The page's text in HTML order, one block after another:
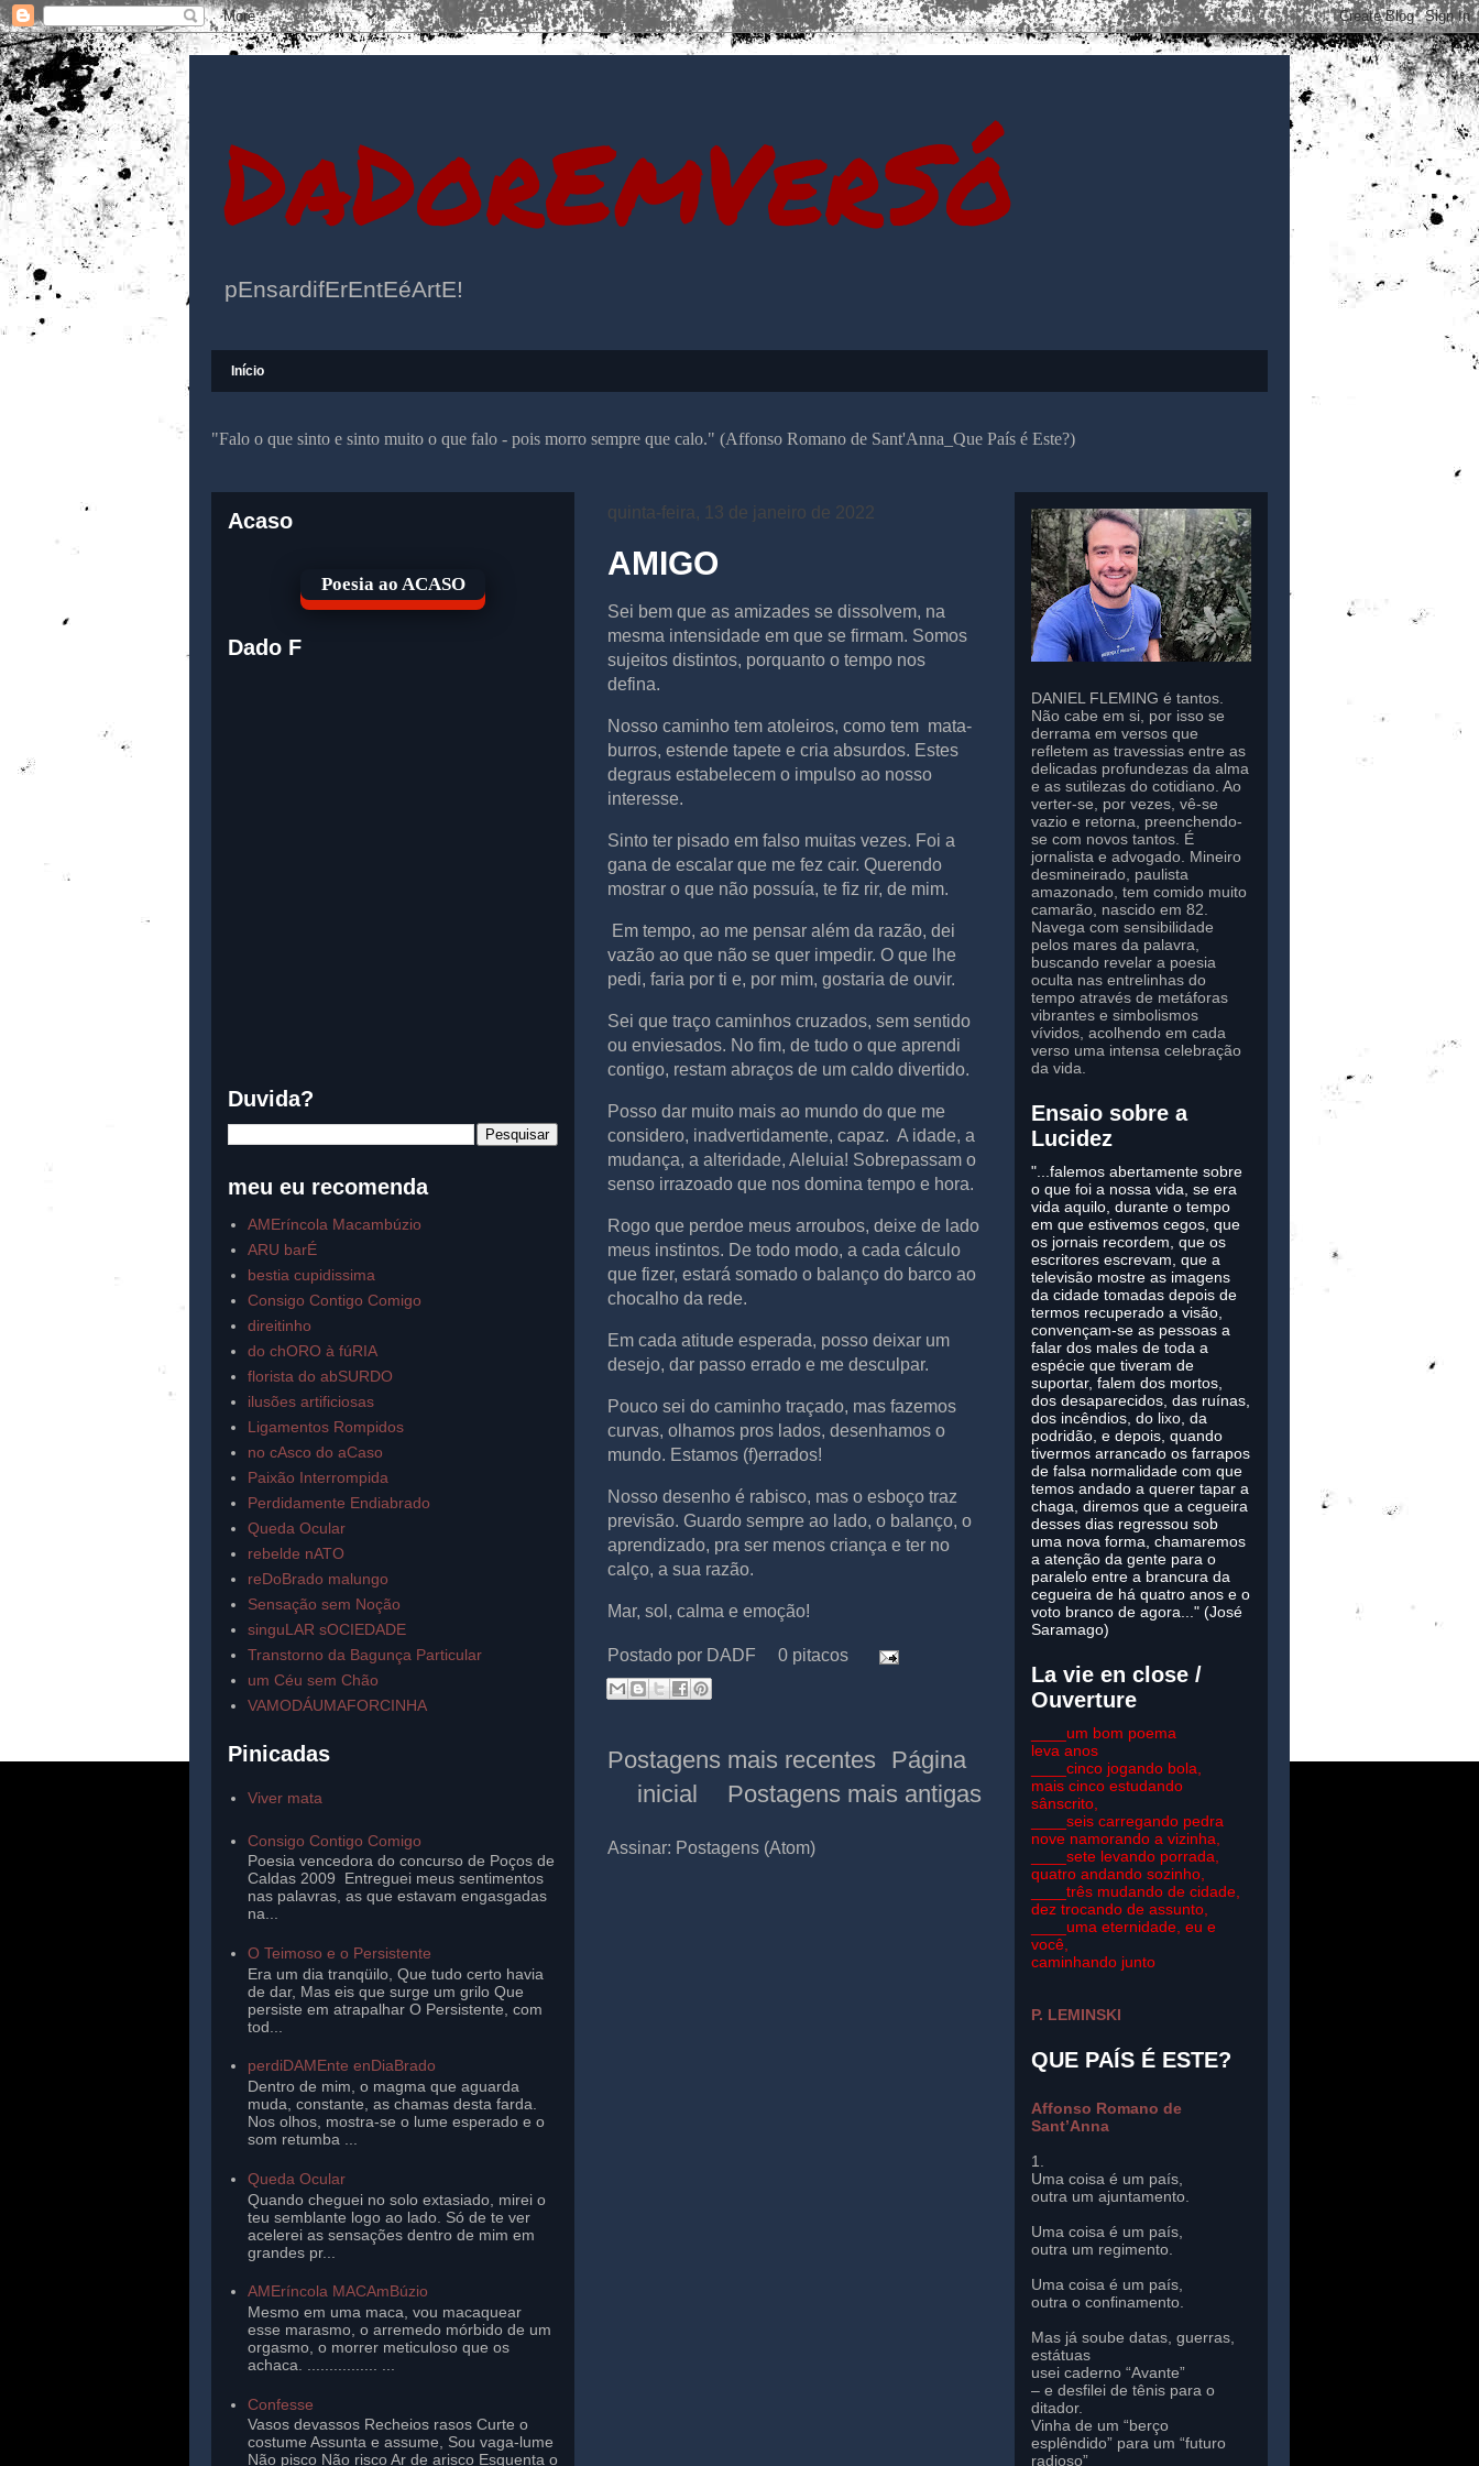
DaDorEmVerSó
pEnsardifErEntEéArtE!
Início
"Falo o que sinto e sinto muito o que falo - pois morro sempre que calo." (Affonso Romano de Sant'Anna_Que País é Este?)
quinta-feira, 13 de janeiro de 2022
AMIGO
Sei bem que as amizades se dissolvem, na
mesma intensidade em que se firmam. Somos
sujeitos distintos, porquanto o tempo nos
defina.
Nosso caminho tem atoleiros, como tem mata-
burros, estende tapete e cria absurdos. Estes
degraus estabelecem o impulso ao nosso
interesse.
Sinto ter pisado em falso muitas vezes. Foi a
gana de escalar que me fez cair. Querendo
mostrar o que não possuía, te fiz rir, de mim.
Em tempo, ao me pensar além da razão, dei
vazão ao que não se quer impedir. O que lhe
pedi, faria por ti e, por mim, gostaria de ouvir.
Sei que traço caminhos cruzados, sem sentido
ou enviesados. No fim, de tudo o que aprendi
contigo, restam abraços de um caldo divertido.
Posso dar muito mais ao mundo do que me
considero, inadvertidamente, capaz. A idade, a
mudança, a alteridade, Aleluia! Sobrepassam o
senso irrazoado que nos domina tempo e hora.
Rogo que perdoe meus arroubos, deixe de lado
meus instintos. De todo modo, a cada cálculo
que fizer, estará somado o balanço do barco ao
chocalho da rede.
Em cada atitude esperada, posso deixar um
desejo, dar passo errado e me desculpar.
Pouco sei do caminho traçado, mas fazemos
curvas, olhamos pros lados, desenhamos o
mundo. Estamos (f)errados!
Nosso desenho é rabisco, mas o esboço traz
previsão. Guardo sempre ao lado, o balanço, o
aprendizado, pra ser menos criança e ter no
calço, a sua razão.
Mar, sol, calma e emoção!
Postado por DADF 0 pitacos
Postagens mais recentes
Postagens mais antigas
Página
inicial
Assinar: Postagens (Atom)
Acaso
Poesia ao ACASO
Dado F
Duvida?
meu eu recomenda
AMEríncola Macambúzio
ARU barÉ
bestia cupidissima
Consigo Contigo Comigo
direitinho
do chORO à fúRIA
florista do abSURDO
ilusões artificiosas
Ligamentos Rompidos
no cAsco do aCaso
Paixão Interrompida
Perdidamente Endiabrado
Queda Ocular
rebelde nATO
reDoBrado malungo
Sensação sem Noção
singuLAR sOCIEDADE
Transtorno da Bagunça Particular
um Céu sem Chão
VAMODÁUMAFORCINHA
Pinicadas
Viver mata
Consigo Contigo Comigo
Poesia vencedora do concurso de Poços de
Caldas 2009 Entreguei meus sentimentos
nas palavras, as que estavam engasgadas
na...
O Teimoso e o Persistente
Era um dia tranqüilo, Que tudo certo havia
de dar, Mas eis que surge um grilo Que
persiste em atrapalhar O Persistente, com
tod...
perdiDAMEnte enDiaBrado
Dentro de mim, o magma que aguarda
muda, constante, as chamas desta farda.
Nos olhos, mostra-se o lume esperado e o
som retumba ...
Queda Ocular
Quando cheguei no solo extasiado, mirei o
teu semblante logo ao lado. Só de te ver
acelerei as sensações dentro de mim em
grandes pr...
AMEríncola MACAmBúzio
Mesmo em uma maca, vou macaquear
esse marasmo, o arremedo mórbido de um
orgasmo, o morrer meticuloso que os
achaca. ................ ...
Confesse
Vasos devassos Recheios rasos Curte o
costume Assunta e assume, Sou vaga-lume
Não pisco Não risco Ar de arisco Esquenta o
DANIEL FLEMING é tantos.
Não cabe em si, por isso se
derrama em versos que
refletem as travessias entre as
delicadas profundezas da alma
e as sutilezas do cotidiano. Ao
verter-se, por vezes, vê-se
vazio e retorna, preenchendo-
se com novos tantos. É
jornalista e advogado. Mineiro
desmineirado, paulista
amazonado, tem comido muito
camarão, nascido em 82.
Navega com sensibilidade
pelos mares da palavra,
buscando revelar a poesia
oculta nas entrelinhas do
tempo através de metáforas
vibrantes e simbolismos
vívidos, acolhendo em cada
verso uma intensa celebração
da vida.
Ensaio sobre a
Lucidez
"...falemos abertamente sobre
o que foi a nossa vida, se era
vida aquilo, durante o tempo
em que estivemos cegos, que
os jornais recordem, que os
escritores escrevam, que a
televisão mostre as imagens
da cidade tomadas depois de
termos recuperado a visão,
convençam-se as pessoas a
falar dos males de toda a
espécie que tiveram de
suportar, falem dos mortos,
dos desaparecidos, das ruínas,
dos incêndios, do lixo, da
podridão, e depois, quando
tivermos arrancado os farrapos
de falsa normalidade com que
temos andado a querer tapar a
chaga, diremos que a cegueira
desses dias regressou sob
uma nova forma, chamaremos
a atenção da gente para o
paralelo entre a brancura da
cegueira de há quatro anos e o
voto branco de agora..." (José
Saramago)
La vie en close /
Ouverture
____um bom poema
leva anos
____cinco jogando bola,
mais cinco estudando
sânscrito,
____seis carregando pedra
nove namorando a vizinha,
____sete levando porrada,
quatro andando sozinho,
____três mudando de cidade,
dez trocando de assunto,
____uma eternidade, eu e
você,
caminhando junto
P. LEMINSKI
QUE PAÍS É ESTE?
Affonso Romano de
Sant’Anna
1.
Uma coisa é um país,
outra um ajuntamento.
Uma coisa é um país,
outra um regimento.
Uma coisa é um país,
outra o confinamento.
Mas já soube datas, guerras,
estátuas
usei caderno “Avante”
– e desfilei de tênis para o
ditador.
Vinha de um “berço
esplêndido” para um “futuro
radioso”